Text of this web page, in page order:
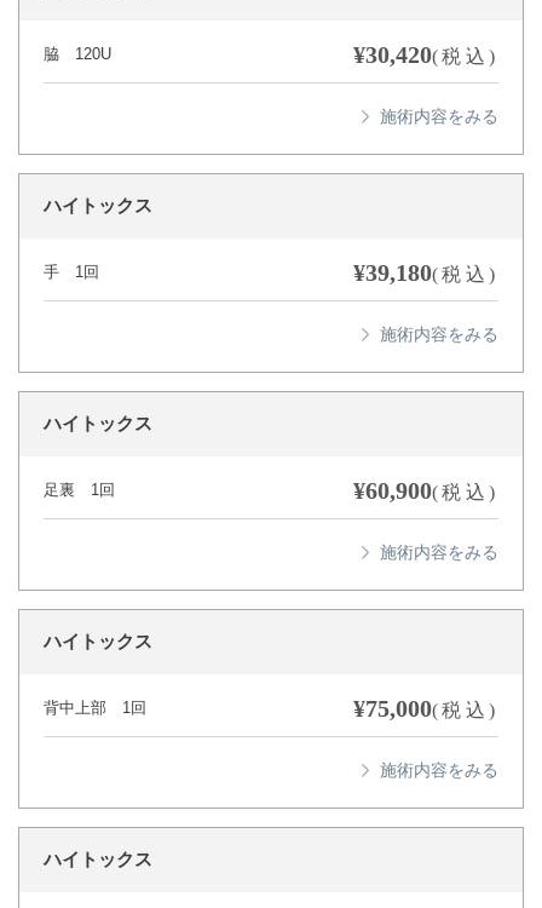
脇 120U ¥30,420(税込)
ハイトックス
手 1回 ¥39,180(税込)
ハイトックス
足裏 1回 ¥60,900(税込)
ハイトックス
背中上部 1回 ¥75,000(税込)
ハイトックス